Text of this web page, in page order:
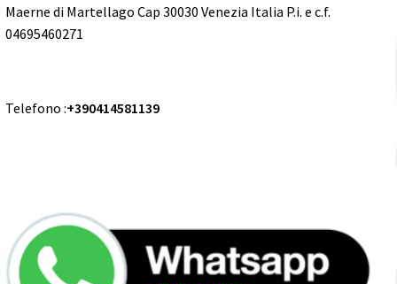
Maerne di Martellago Cap 30030 Venezia Italia P.i. e c.f.
04695460271
Telefono :+390414581139